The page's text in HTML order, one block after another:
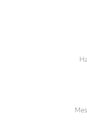
Bu
Ürün resmi
Ürün
Ürün bilgilerinde
Ürün fiyatı diğer